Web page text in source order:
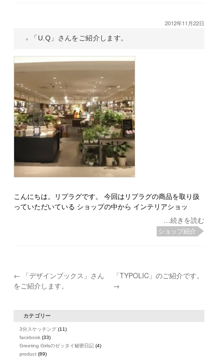
2012年11月22日
「U.Q」さんをご紹介します。
こんにちは。リプラグです。 今回はリプラグの商品を取り扱
っていただいている ショップの中から インテリアショッ
…続きを読む
ショップ紹介
← 「デザインブックス」さん
をご紹介します。
「TYPOLIC」のご紹介です。
→
カテゴリー
3分スケッチング (11)
facebook (33)
Greeting Girlsのゼッタイ秘密日記 (4)
product (89)